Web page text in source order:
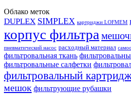
Облако меток
DUPLEX SIMPLEX картриджи LOFMEM
корпус фильтра
пневматический насос расходный материал
фильтровальная ткань
фильтровальные салфетки
фильтровальный
мешок фильтрующие рубашки